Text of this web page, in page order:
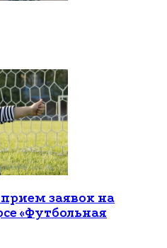
заявок на
«Футбольная